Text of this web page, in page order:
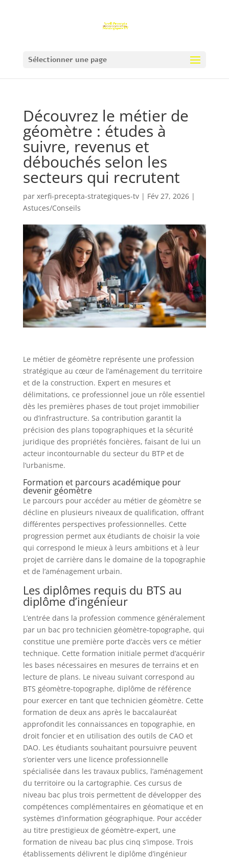
Sélectionner une page
Découvrez le métier de
géomètre : études à
suivre, revenus et
débouchés selon les
secteurs qui recrutent
par xerfi-precepta-strategiques-tv| Fév 27, 2026|
Astuces/Conseils
Le métier de géomètre représente une profession
stratégique au cœur de l’aménagement du territoire
et de la construction. Expert en mesures et
délimitations, ce professionnel joue un rôle essentiel
dès les premières phases de tout projet immobilier
ou d’infrastructure. Sa contribution garantit la
précision des plans topographiques et la sécurité
juridique des propriétés foncières, faisant de lui un
acteur incontournable du secteur du BTP et de
l’urbanisme.
Formation et parcours académique pour
devenir géomètre
Le parcours pour accéder au métier de géomètre se
décline en plusieurs niveaux de qualification, offrant
différentes perspectives professionnelles. Cette
progression permet aux étudiants de choisir la voie
qui correspond le mieux à leurs ambitions et à leur
projet de carrière dans le domaine de la topographie
et de l’aménagement urbain.
Les diplômes requis du BTS au
diplôme d’ingénieur
L’entrée dans la profession commence généralement
par un bac pro technicien géomètre-topographe, qui
constitue une première porte d’accès vers ce métier
technique. Cette formation initiale permet d’acquérir
les bases nécessaires en mesures de terrains et en
lecture de plans. Le niveau suivant correspond au
BTS géomètre-topographe, diplôme de référence
pour exercer en tant que technicien géomètre. Cette
formation de deux ans après le baccalauréat
approfondit les connaissances en topographie, en
droit foncier et en utilisation des outils de CAO et
DAO. Les étudiants souhaitant poursuivre peuvent
s’orienter vers une licence professionnelle
spécialisée dans les travaux publics, l’aménagement
du territoire ou la cartographie. Ces cursus de
niveau bac plus trois permettent de développer des
compétences complémentaires en géomatique et en
systèmes d’information géographique. Pour accéder
au titre prestigieux de géomètre-expert, une
formation de niveau bac plus cinq s’impose. Trois
établissements délivrent le diplôme d’ingénieur